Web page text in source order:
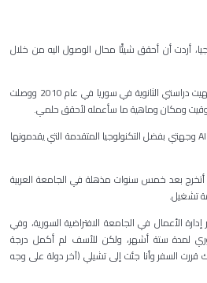
أردت أن أحقق شيئًا محال الوصول اليه من خلال
كان التحول الأول في حياتي عندما أنهيت دراستي الثانوية في سوريا في عام 2010 ووصلت
ومكان وماهية ما سأعمله لأحقق حلمي.
ولذلك كانت الجامعة العربية الدولية AIU وجهتي بفضل التكنولوجيا المتقدمة التي يقدمونها
أن أتخرج بعد خمس سنوات مذهلة في الجامعة العربية
الأعمال في الجامعة الافتراضية السورية، وفي
لمدة ستة أشهر، ولكن للأسف لم أكمل درجة
قررت السفر وأنا جئت إلى تشيلي (آخر دولة على وجه